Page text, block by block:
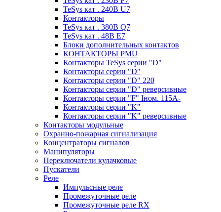
TeSys кат . 240В U7
Контакторы
TeSys кат . 380В Q7
TeSys кат . 48В E7
Блоки дополнительных контактов
КОНТАКТОРЫ PMU
Контакторы TeSys серии "D"
Контакторы серии "D"
Контакторы серии "D" 220
Контакторы серии "D" реверсивные
Контакторы серии "F" Iном. 115А-
Контакторы серии "K"
Контакторы серии "K" реверсивные
Контакторы модульные
Охранно-пожарная сигнализация
Концентраторы сигналов
Манипуляторы
Переключатели кулачковые
Пускатели
Реле
Импульсные реле
Промежуточные реле
Промежуточные реле RX